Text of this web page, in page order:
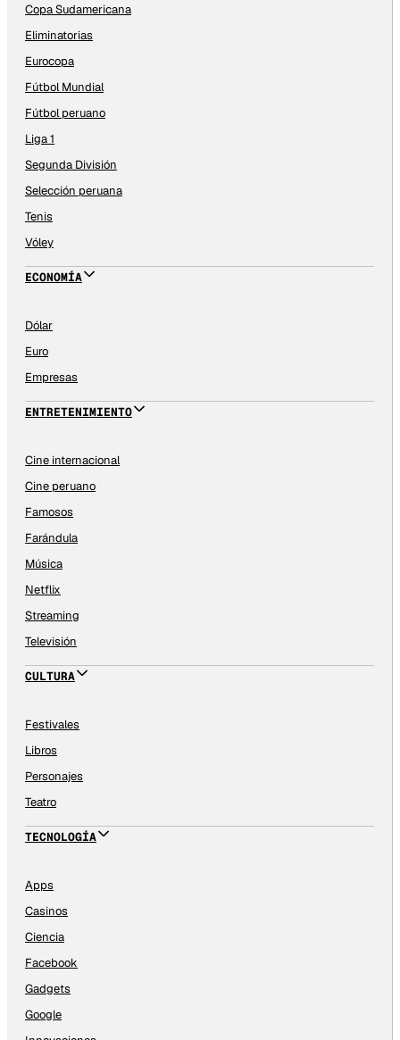
Copa Sudamericana
Eliminatorias
Eurocopa
Fútbol Mundial
Fútbol peruano
Liga 1
Segunda División
Selección peruana
Tenis
Vóley
ECONOMÍA
Dólar
Euro
Empresas
ENTRETENIMIENTO
Cine internacional
Cine peruano
Famosos
Farándula
Música
Netflix
Streaming
Televisión
CULTURA
Festivales
Libros
Personajes
Teatro
TECNOLOGÍA
Apps
Casinos
Ciencia
Facebook
Gadgets
Google